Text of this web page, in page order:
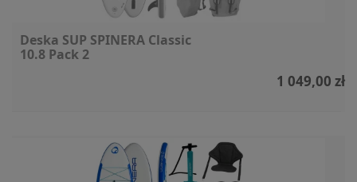
Deska SUP SPINERA Classic
10.8 Pack 2
1 049,00 zł